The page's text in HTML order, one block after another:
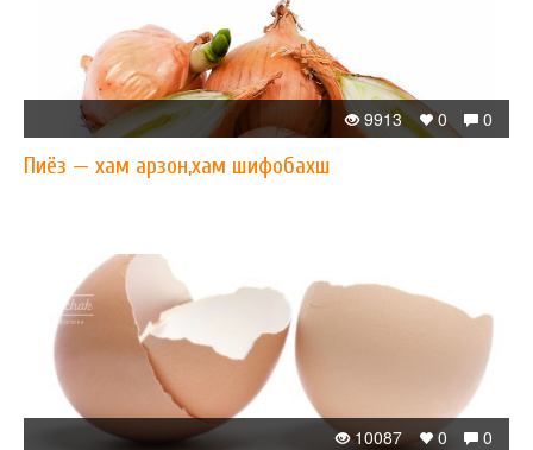
0
0
9913
Пиёз — xам арзон,xам шифобахш
0
0
10087